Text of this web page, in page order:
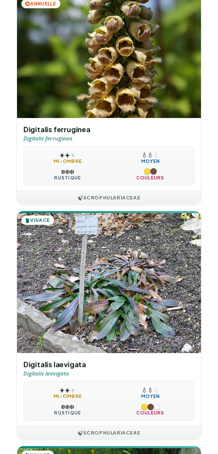
🌻ANNUELLE
Digitalis ferruginea
Digitalis ferruginea
☀️☀️☀️
MI-OMBRE
💧 💧 💧
MOYEN
❄️❄️❄️
RUSTIQUE COULEURS
🍃SCROPHULARIACEAE
🪴VIVACE
Digitalis laevigata
Digitalis laevigata
☀️☀️☀️
MI-OMBRE
💧 💧 💧
MOYEN
❄️❄️❄️
RUSTIQUE COULEURS
🍃SCROPHULARIACEAE